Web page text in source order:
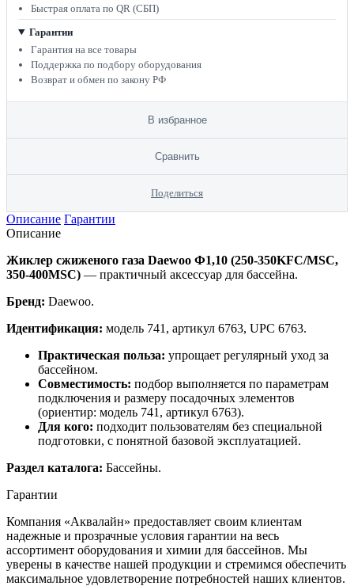
Быстрая оплата по QR (СБП)
Гарантии
Гарантия на все товары
Поддержка по подбору оборудования
Возврат и обмен по закону РФ
В избранное
Сравнить
Поделиться
Описание Гарантии
Описание
Жиклер сжиженого газа Daewoo Ф1,10 (250-350KFC/MSC,
350-400MSC) — практичный аксессуар для бассейна.
Бренд: Daewoo.
Идентификация: модель 741, артикул 6763, UPC 6763.
Практическая польза: упрощает регулярный уход за
бассейном.
Совместимость: подбор выполняется по параметрам
подключения и размеру посадочных элементов
(ориентир: модель 741, артикул 6763).
Для кого: подходит пользователям без специальной
подготовки, с понятной базовой эксплуатацией.
Раздел каталога: Бассейны.
Гарантии
Компания «Аквалайн» предоставляет своим клиентам
надежные и прозрачные условия гарантии на весь
ассортимент оборудования и химии для бассейнов. Мы
уверены в качестве нашей продукции и стремимся обеспечить
максимальное удовлетворение потребностей наших клиентов.